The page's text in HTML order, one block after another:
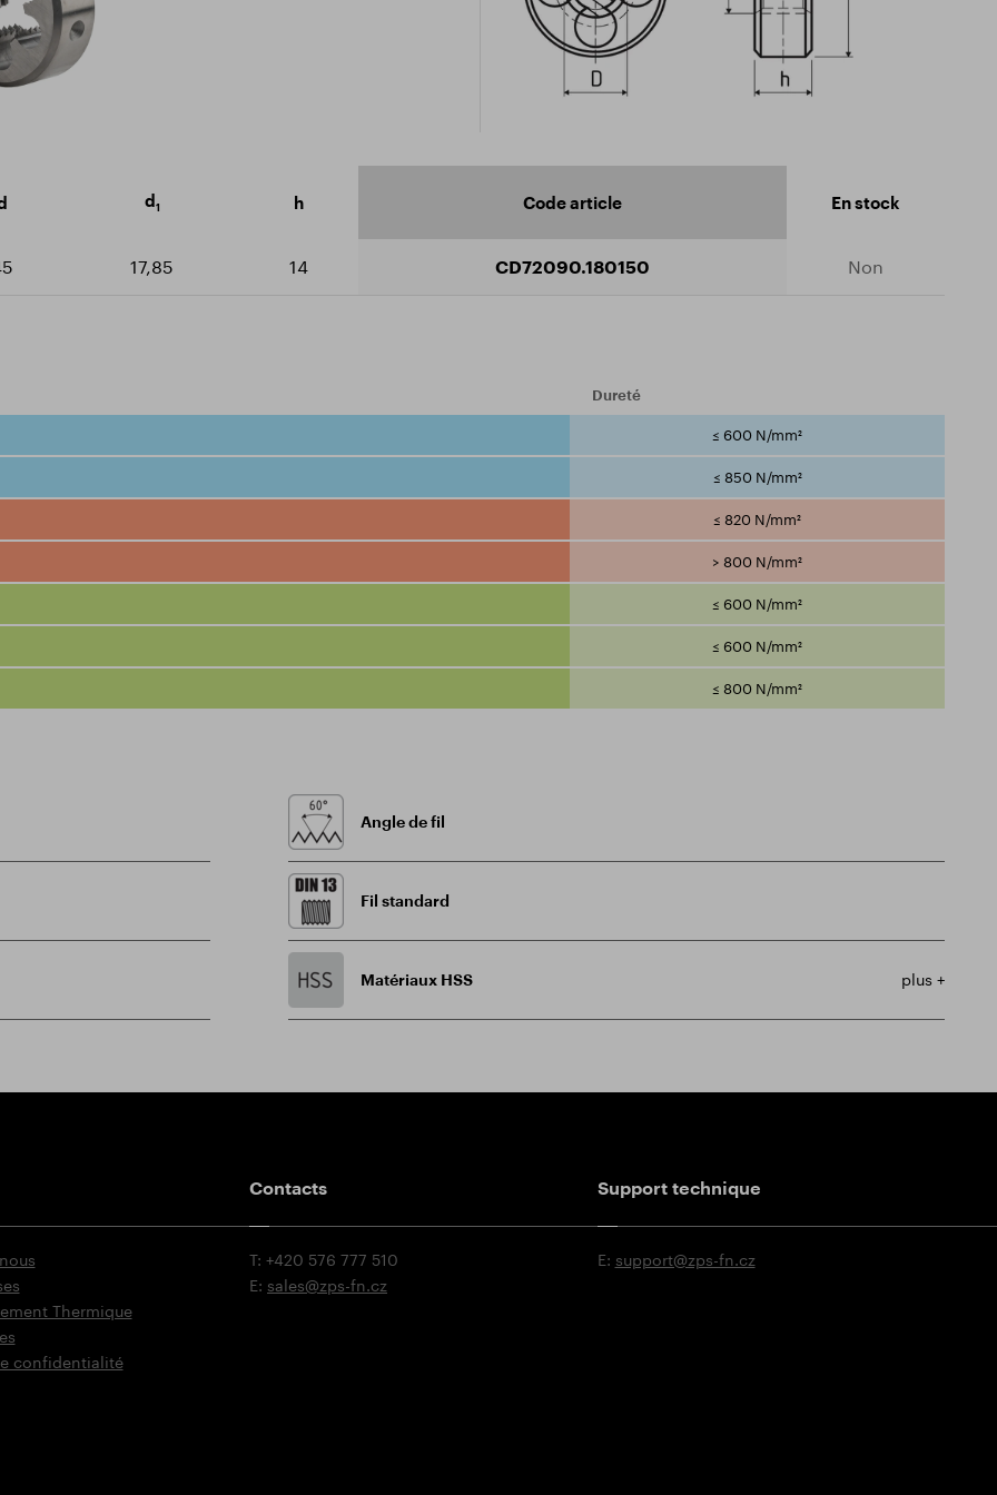
ISO 9001:2015
le catalogue
d1 h Code article En stock
17,85 14 CD72090.180150 Non
Dureté
≤ 600 N/mm²
≤ 850 N/mm²
≤ 820 N/mm²
> 800 N/mm²
≤ 600 N/mm²
≤ 600 N/mm²
≤ 800 N/mm²
Angle de fil
Fil standard
Matériaux HSS plus +
Thermique
confidentialité
Contacts
T: +420 576 777 510
E: sales@zps-fn.cz
Support technique
E: support@zps-fn.cz